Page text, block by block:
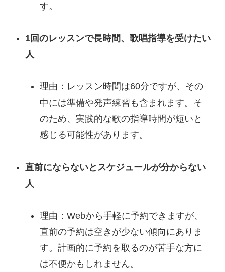
す。
1回のレッスンで長時間、歌唱指導を受けたい
人
理由：レッスン時間は60分ですが、その
中には準備や発声練習も含まれます。そ
のため、実践的な歌の指導時間が短いと
感じる可能性があります。
直前にならないとスケジュールが分からない
人
理由：Webから手軽に予約できますが、
直前の予約は空きが少ない傾向にありま
す。計画的に予約を取るのが苦手な方に
は不便かもしれません。